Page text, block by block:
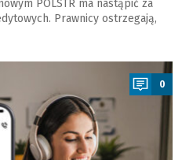
POLSTR ma nastąpić za
Prawnicy ostrzegają,
0